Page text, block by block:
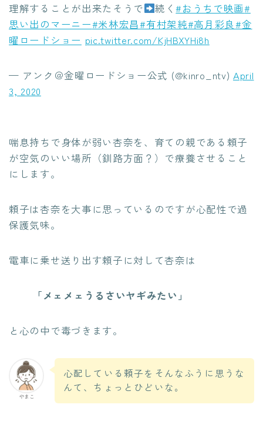
理解することが出来たそうで
続く#おうちで映画#
思い出のマーニー#米林宏昌#有村架純#高月彩良#金
曜ロードショー pic.twitter.com/KjHBXYHi8h
— アンク＠金曜ロードショー公式 (@kinro_ntv) April
3, 2020
喘息持ちで身体が弱い杏奈を、育ての親である頼子
が空気のいい場所（釧路方面？）で療養させること
にします。
頼子は杏奈を大事に思っているのですが心配性で過
保護気味。
電車に乗せ送り出す頼子に対して杏奈は
「メェメェうるさいヤギみたい」
と心の中で毒づきます。
やまこ
心配している頼子をそんなふうに思うな
んて、ちょっとひどいな。